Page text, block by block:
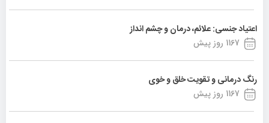
اعتیاد جنسی: علائم، درمان و چشم انداز
1167 روز پیش
رنگ درمانی و تقویت خلق و خوی
1167 روز پیش